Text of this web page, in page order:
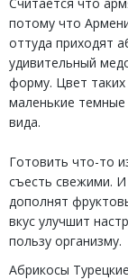
потому что
оттуда приходят
удивительный
форму. Цвет
маленькие
вида.
Готовить что-то
съесть свежими.
дополнят
вкус улучшит
пользу организму.
Абрикосы